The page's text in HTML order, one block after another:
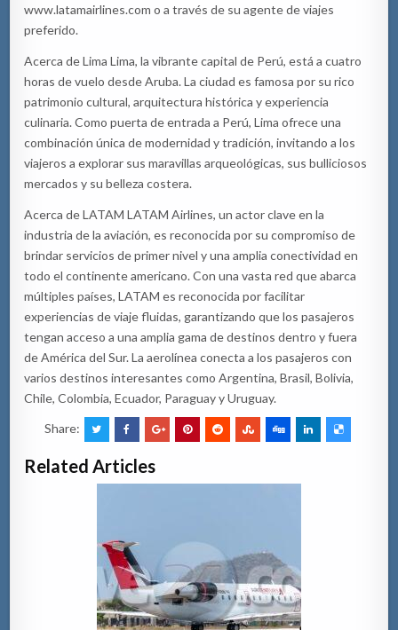
www.latamairlines.com o a través de su agente de viajes
preferido.
Acerca de Lima Lima, la vibrante capital de Perú, está a cuatro
horas de vuelo desde Aruba. La ciudad es famosa por su rico
patrimonio cultural, arquitectura histórica y experiencia
culinaria. Como puerta de entrada a Perú, Lima ofrece una
combinación única de modernidad y tradición, invitando a los
viajeros a explorar sus maravillas arqueológicas, sus bulliciosos
mercados y su belleza costera.
Acerca de LATAM LATAM Airlines, un actor clave en la
industria de la aviación, es reconocida por su compromiso de
brindar servicios de primer nivel y una amplia conectividad en
todo el continente americano. Con una vasta red que abarca
múltiples países, LATAM es reconocida por facilitar
experiencias de viaje fluidas, garantizando que los pasajeros
tengan acceso a una amplia gama de destinos dentro y fuera
de América del Sur. La aerolínea conecta a los pasajeros con
varios destinos interesantes como Argentina, Brasil, Bolivia,
Chile, Colombia, Ecuador, Paraguay y Uruguay.
Share:
Related Articles